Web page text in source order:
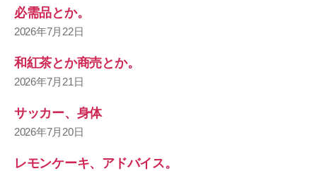
必需品とか。
2026年7月22日
和紅茶とか商売とか。
2026年7月21日
サッカー、身体
2026年7月20日
レモンケーキ、アドバイス。